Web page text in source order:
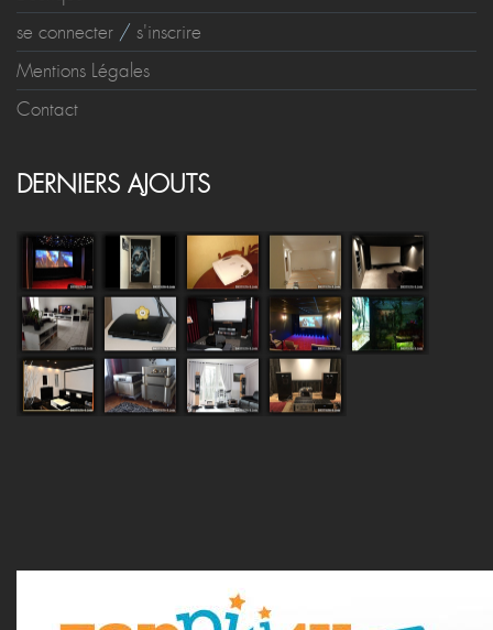
se connecter / s'inscrire
Mentions Légales
Contact
DERNIERS AJOUTS